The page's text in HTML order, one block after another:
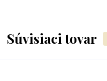
Súvisiaci tovar